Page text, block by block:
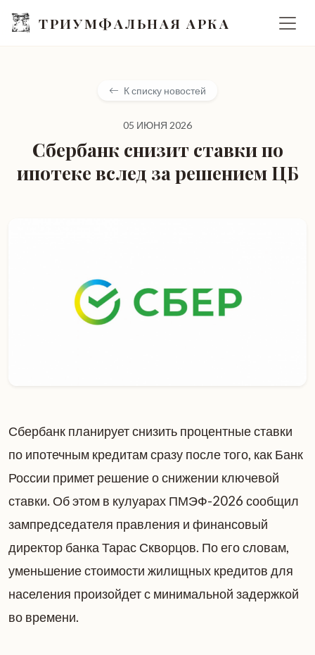
ТРИУМФАЛЬНАЯ АРКА
К списку новостей
05 ИЮНЯ 2026
Сбербанк снизит ставки по
ипотеке вслед за решением ЦБ
Сбербанк планирует снизить процентные ставки
по ипотечным кредитам сразу после того, как Банк
России примет решение о снижении ключевой
ставки. Об этом в кулуарах ПМЭФ-2026 сообщил
зампредседателя правления и финансовый
директор банка Тарас Скворцов. По его словам,
уменьшение стоимости жилищных кредитов для
населения произойдет с минимальной задержкой
во времени.